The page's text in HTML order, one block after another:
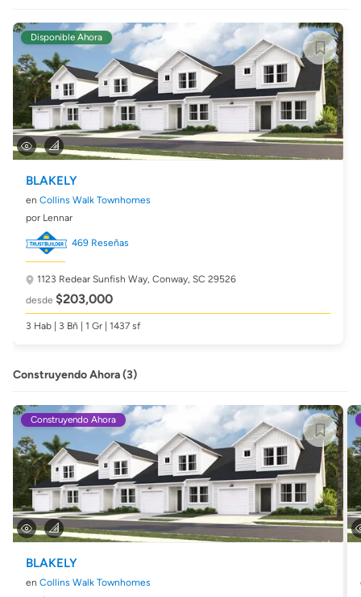
Disponible Ahora
BLAKELY
en Collins Walk Townhomes
por Lennar
469 Reseñas
1123 Redear Sunfish Way, Conway, SC 29526
desde $203,000
3 Hab | 3 Bñ | 1 Gr | 1437 sf
Construyendo Ahora (3)
Construyendo Ahora
BLAKELY
en Collins Walk Townhomes